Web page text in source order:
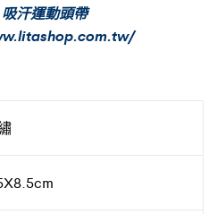
吸汗運動頭帶